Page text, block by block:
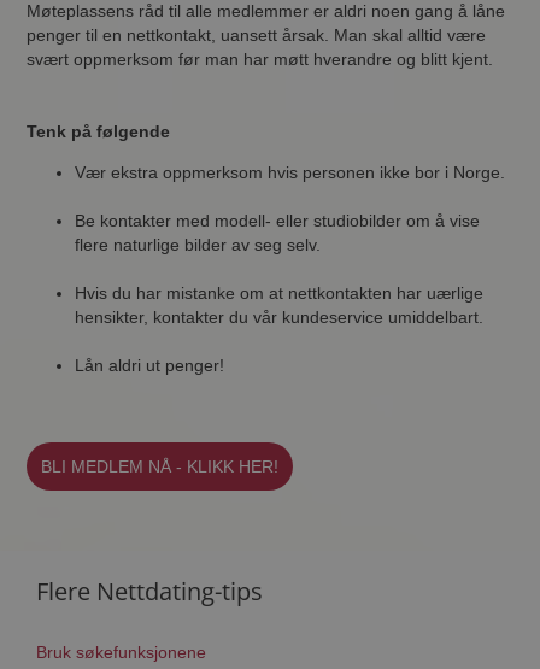
Møteplassens råd til alle medlemmer er aldri noen gang å låne
penger til en nettkontakt, uansett årsak. Man skal alltid være
svært oppmerksom før man har møtt hverandre og blitt kjent.
Tenk på følgende
Vær ekstra oppmerksom hvis personen ikke bor i Norge.
Be kontakter med modell- eller studiobilder om å vise
flere naturlige bilder av seg selv.
Hvis du har mistanke om at nettkontakten har uærlige
hensikter, kontakter du vår kundeservice umiddelbart.
Lån aldri ut penger!
BLI MEDLEM NÅ - KLIKK HER!
Flere Nettdating-tips
Bruk søkefunksjonene